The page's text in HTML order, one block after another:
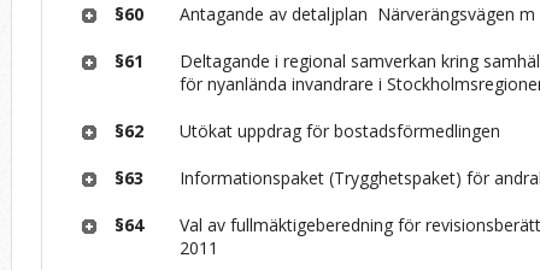
§60 Antagande av detaljplan ­ Närverängsvägen
§61
Deltagande i regional samverkan kring
för nyanlända invandrare i
§62 Utökat uppdrag för bostadsförmedlingen
§63 Informationspaket (Trygghetspaket) för
§64
Val av fullmäktigeberedning för
2011